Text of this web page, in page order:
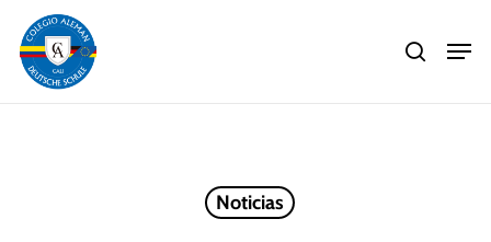
main
content
search
Noticias